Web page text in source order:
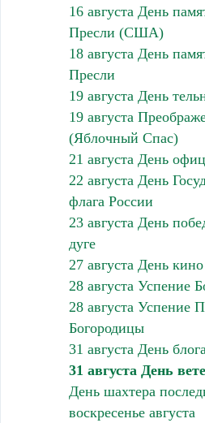
16 августа День
Пресли (США)
18 августа День
Пресли
19 августа День
19 августа
(Яблочный Спас)
21 августа День
22 августа День
флага России
23 августа День
дуге
27 августа День кино
28 августа Успение
28 августа Успение
Богородицы
31 августа День
31 августа День
День шахтера
воскресенье августа